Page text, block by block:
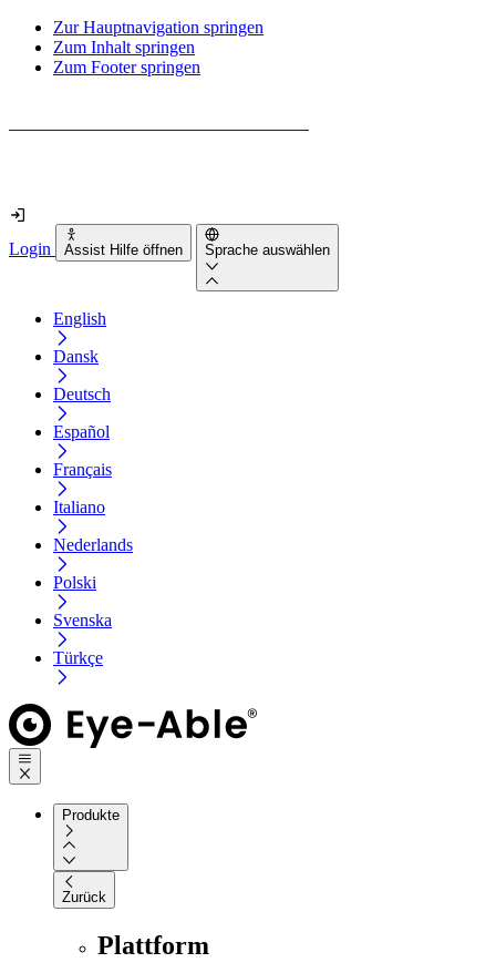
Zur Hauptnavigation springen
Zum Inhalt springen
Zum Footer springen
Login Assist Hilfe öffnen Sprache auswählen
English
Dansk
Deutsch
Español
Français
Italiano
Nederlands
Polski
Svenska
Türkçe
Produkte
Zurück
Plattform